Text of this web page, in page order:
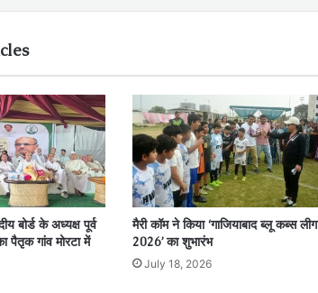
बोर्ड के अध्यक्ष पूर्व
पैतृक गांव मोरटा में
मैरी कॉम ने किया ‘गाजियाबाद ब्लू कब्स लीग
2026’ का शुभारंभ
July 18, 2026